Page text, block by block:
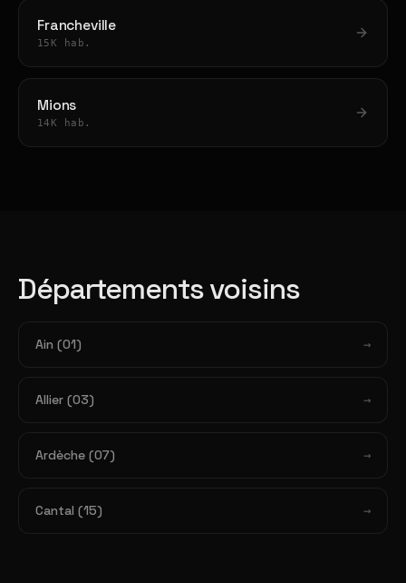
Francheville
15K hab.
Mions
14K hab.
Départements voisins
Ain (01)
Allier (03)
Ardèche (07)
Cantal (15)